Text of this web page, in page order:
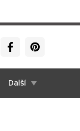
Další